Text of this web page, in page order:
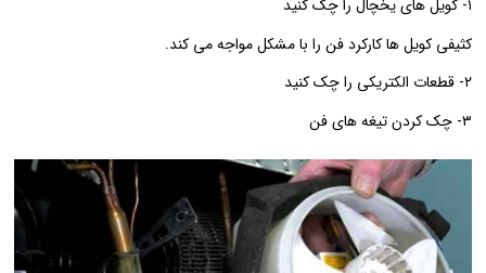
۱- کویل های یخچال را چک کنید
کثیفی کویل ها کارکرد فن را با مشکل مواجه می کند.
۲- قطعات الکتریکی را چک کنید
۳- چک کردن تیغه های فن